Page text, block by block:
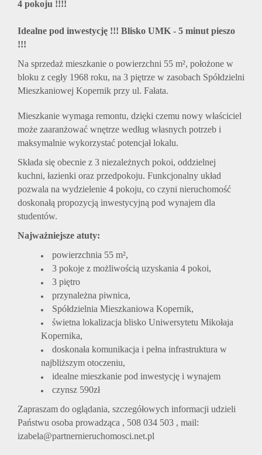
4 pokoju !!!!
Idealne pod inwestycję !!! Blisko UMK - 5 minut pieszo
!!!
Na sprzedaż mieszkanie o powierzchni 55 m², położone w
bloku z cegły 1968 roku, na 3 piętrze w zasobach Spółdzielni
Mieszkaniowej Kopernik przy ul. Fałata.
Mieszkanie wymaga remontu, dzięki czemu nowy właściciel
może zaaranżować wnętrze według własnych potrzeb i
maksymalnie wykorzystać potencjał lokalu.
Składa się obecnie z 3 niezależnych pokoi, oddzielnej
kuchni, łazienki oraz przedpokoju. Funkcjonalny układ
pozwala na wydzielenie 4 pokoju, co czyni nieruchomość
doskonałą propozycją inwestycyjną pod wynajem dla
studentów.
Najważniejsze atuty:
powierzchnia 55 m²,
3 pokoje z możliwością uzyskania 4 pokoi,
3 piętro
przynależna piwnica,
Spółdzielnia Mieszkaniowa Kopernik,
świetna lokalizacja blisko Uniwersytetu Mikołaja
Kopernika,
doskonała komunikacja i pełna infrastruktura w
najbliższym otoczeniu,
idealne mieszkanie pod inwestycję i wynajem
czynsz 590zł
Zapraszam do oglądania, szczegółowych informacji udzieli
Państwu osoba prowadząca , 508 034 503 , mail:
izabela@partnernieruchomosci.net.pl